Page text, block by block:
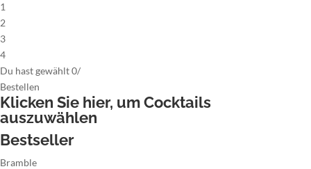
1
2
3
4
Du hast gewählt0/
Bestellen
Klicken Sie hier, um Cocktails
auszuwählen
Bestseller
Bramble